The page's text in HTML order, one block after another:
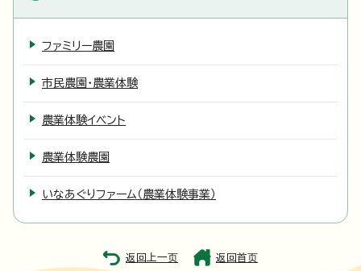
ファミリー農園
市民農園・農業体験
農業体験イベント
農業体験農園
いなあぐりファーム（農業体験事業）
返回上一页 返回首页